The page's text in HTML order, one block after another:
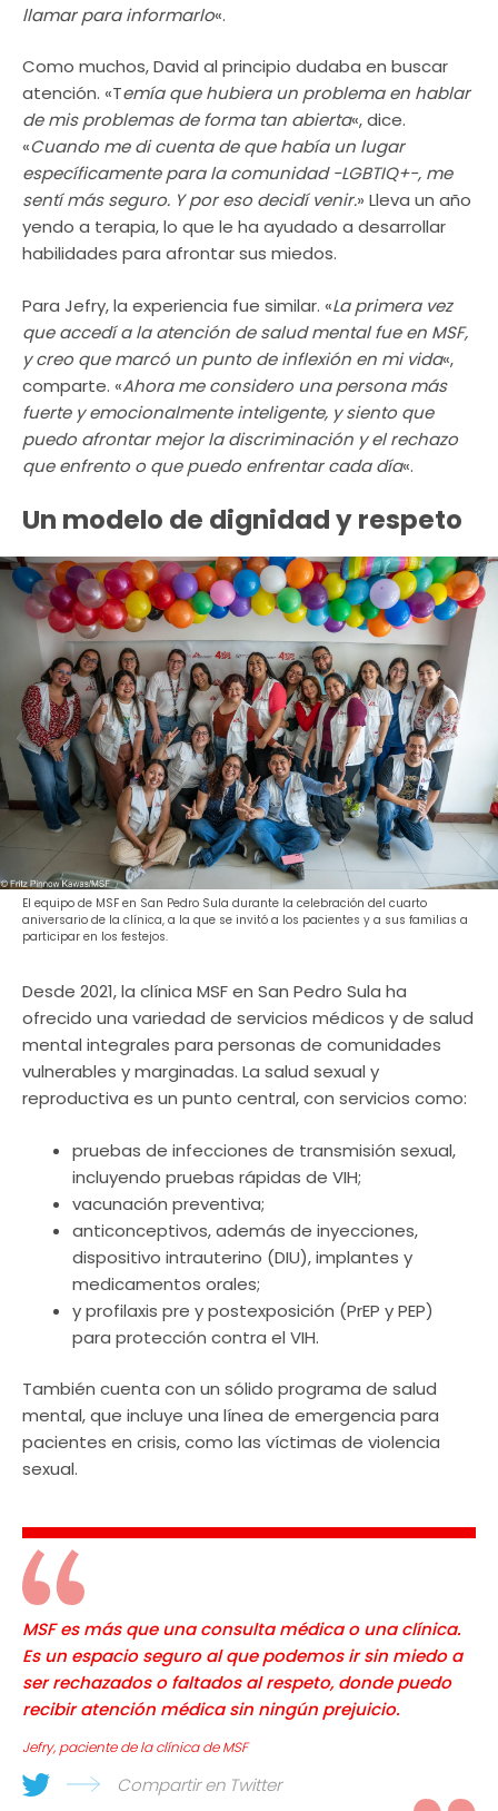
llamar para informarlo«.
Como muchos, David al principio dudaba en buscar
atención. «Temía que hubiera un problema en hablar
de mis problemas de forma tan abierta«, dice.
«Cuando me di cuenta de que había un lugar
específicamente para la comunidad -LGBTIQ+-, me
sentí más seguro. Y por eso decidí venir.» Lleva un año
yendo a terapia, lo que le ha ayudado a desarrollar
habilidades para afrontar sus miedos.
Para Jefry, la experiencia fue similar. «La primera vez
que accedí a la atención de salud mental fue en MSF,
y creo que marcó un punto de inflexión en mi vida«,
comparte. «Ahora me considero una persona más
fuerte y emocionalmente inteligente, y siento que
puedo afrontar mejor la discriminación y el rechazo
que enfrento o que puedo enfrentar cada día«.
Un modelo de dignidad y respeto
El equipo de MSF en San Pedro Sula durante la celebración del cuarto
aniversario de la clínica, a la que se invitó a los pacientes y a sus familias a
participar en los festejos.
Desde 2021, la clínica MSF en San Pedro Sula ha
ofrecido una variedad de servicios médicos y de salud
mental integrales para personas de comunidades
vulnerables y marginadas. La salud sexual y
reproductiva es un punto central, con servicios como:
pruebas de infecciones de transmisión sexual,
incluyendo pruebas rápidas de VIH;
vacunación preventiva;
anticonceptivos, además de inyecciones,
dispositivo intrauterino (DIU), implantes y
medicamentos orales;
y profilaxis pre y postexposición (PrEP y PEP)
para protección contra el VIH.
También cuenta con un sólido programa de salud
mental, que incluye una línea de emergencia para
pacientes en crisis, como las víctimas de violencia
sexual.
MSF es más que una consulta médica o una clínica.
Es un espacio seguro al que podemos ir sin miedo a
ser rechazados o faltados al respeto, donde puedo
recibir atención médica sin ningún prejuicio.
Jefry, paciente de la clínica de MSF
Compartir en Twitter